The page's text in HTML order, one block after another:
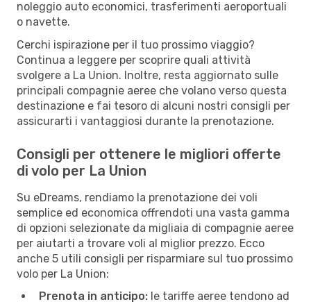
noleggio auto economici, trasferimenti aeroportuali
o navette.
Cerchi ispirazione per il tuo prossimo viaggio?
Continua a leggere per scoprire quali attività
svolgere a La Union. Inoltre, resta aggiornato sulle
principali compagnie aeree che volano verso questa
destinazione e fai tesoro di alcuni nostri consigli per
assicurarti i vantaggiosi durante la prenotazione.
Consigli per ottenere le migliori offerte
di volo per La Union
Su eDreams, rendiamo la prenotazione dei voli
semplice ed economica offrendoti una vasta gamma
di opzioni selezionate da migliaia di compagnie aeree
per aiutarti a trovare voli al miglior prezzo. Ecco
anche 5 utili consigli per risparmiare sul tuo prossimo
volo per La Union:
Prenota in anticipo: le tariffe aeree tendono ad